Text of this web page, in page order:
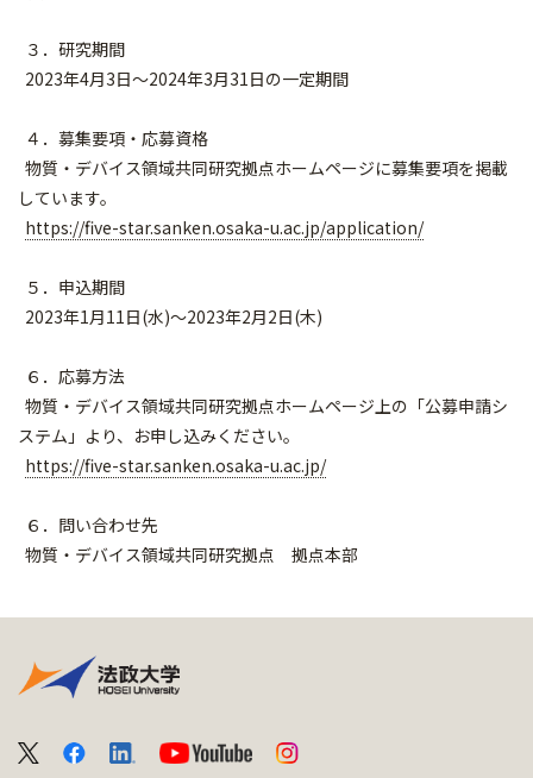
３．研究期間
2023年4⽉3⽇〜2024年3⽉31⽇の⼀定期間
４．募集要項・応募資格
物質・デバイス領域共同研究拠点ホームページに募集要項を掲載
しています。
https://five-star.sanken.osaka-u.ac.jp/application/
５．申込期間
2023年1月11日(水)～2023年2⽉2⽇(木)
６．応募方法
物質・デバイス領域共同研究拠点ホームページ上の「公募申請シ
ステム」より、お申し込みください。
https://five-star.sanken.osaka-u.ac.jp/
６．問い合わせ先
物質・デバイス領域共同研究拠点 拠点本部